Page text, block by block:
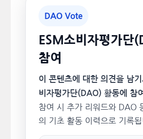
DAO Vote
ESM소비자평가단
참여
이 콘텐츠에 대한 의견을 남
비자평가단(DAO) 활동에 참
참여 시 추가 리워드와 DAO
의 기초 활동 이력으로 기록됩